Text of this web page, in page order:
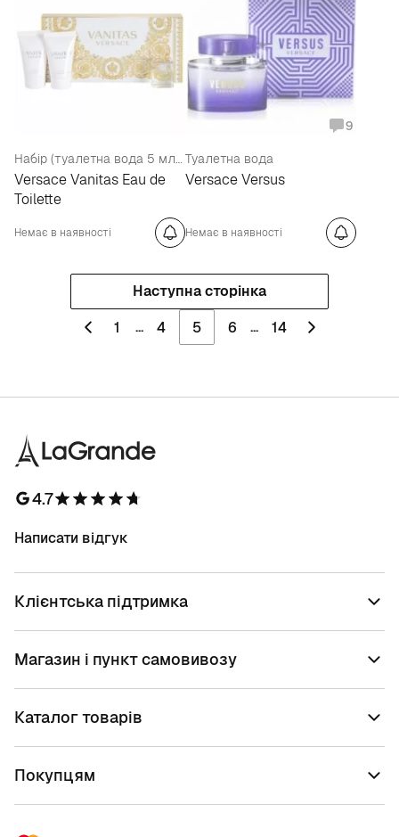
Набір (туалетна вода 5 мл + лосьйон для тіла 25 мл + гель для душу 25 мл)
Versace Vanitas Eau de
Toilette
Немає в наявності
9
Туалетна вода
Versace Versus
Немає в наявності
Наступна сторінка
1
... 4 5 6 ... 14
4.7
Написати відгук
Клієнтська підтримка
Магазин і пункт самовивозу
Каталог товарів
Покупцям